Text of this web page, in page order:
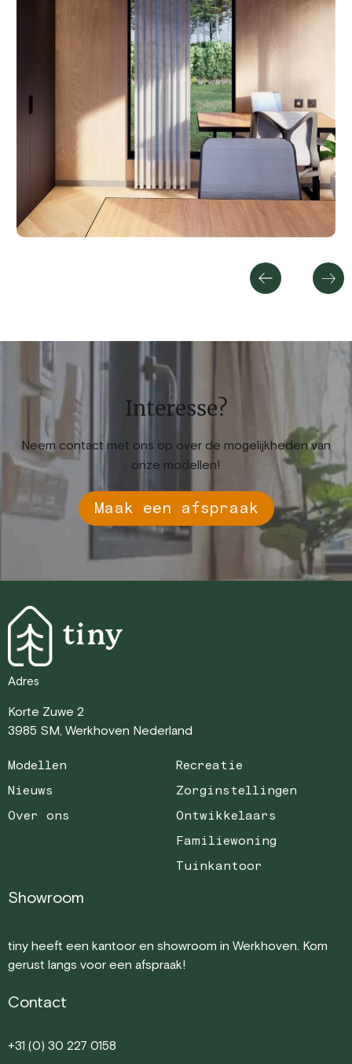
Interesse?
Neem contact met ons op over de mogelijkheden van
onze modellen!
Maak een afspraak
Adres
Korte Zuwe 2
3985 SM, Werkhoven Nederland
Modellen
Recreatie
Nieuws
Zorginstellingen
Over ons
Ontwikkelaars
Familiewoning
Tuinkantoor
Showroom
tiny heeft een kantoor en showroom in Werkhoven. Kom
gerust langs voor een afspraak!
Contact
+31 (0) 30 227 0158